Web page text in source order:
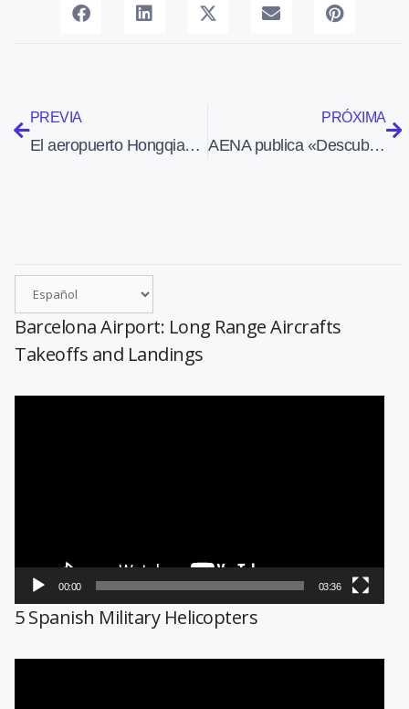
PREVIA
El aeropuerto Hongqiao de Shangai inaugura una nueva terminal y una segunda pista
PRÓXIMA
AENA publica «Descubrir el viaje en avión», obra que disipa las dudas de los pasajeros con recelo a volar
Barcelona Airport: Long Range Aircrafts
Takeoffs and Landings
00:00 03:36
5 Spanish Military Helicopters